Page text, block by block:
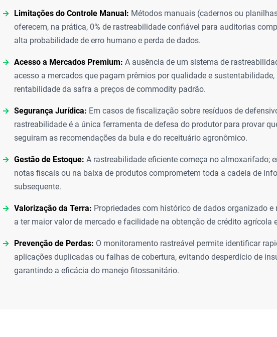
Limitações do Controle Manual: Métodos manuais (cadernos ou
oferecem, na prática, 0% de rastreabilidade confiável para auditorias
alta probabilidade de erro humano e perda de dados.
Acesso a Mercados Premium: A ausência de um sistema de
acesso a mercados que pagam prêmios por qualidade e
rentabilidade da safra a preços de commodity padrão.
Segurança Jurídica: Em casos de fiscalização sobre resíduos de
rastreabilidade é a única ferramenta de defesa do produtor para provar
seguiram as recomendações da bula e do receituário agronômico.
Gestão de Estoque: A rastreabilidade eficiente começa no almoxarifado;
notas fiscais ou na baixa de produtos comprometem toda a cadeia de
subsequente.
Valorização da Terra: Propriedades com histórico de dados organizado e
a ter maior valor de mercado e facilidade na obtenção de crédito agrícola
Prevenção de Perdas: O monitoramento rastreável permite identificar
aplicações duplicadas ou falhas de cobertura, evitando desperdício de
garantindo a eficácia do manejo fitossanitário.